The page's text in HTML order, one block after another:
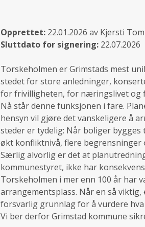
Opprettet: 22.01.2026 av Kjersti
Sluttdato for signering: 22.07.2026
Torskeholmen er Grimstads mest
stedet for store anledninger,
for frivilligheten, for næringslivet og
Nå står denne funksjonen i fare.
hensyn vil gjøre det vanskeligere å
steder er tydelig: Når boliger
økt konfliktnivå, flere begrensninger
Særlig alvorlig er det at
kommunestyret, ikke har
Torskeholmen i mer enn 100 år har
arrangementsplass. Når en så
forsvarlig grunnlag for å vurdere
Vi ber derfor Grimstad kommune